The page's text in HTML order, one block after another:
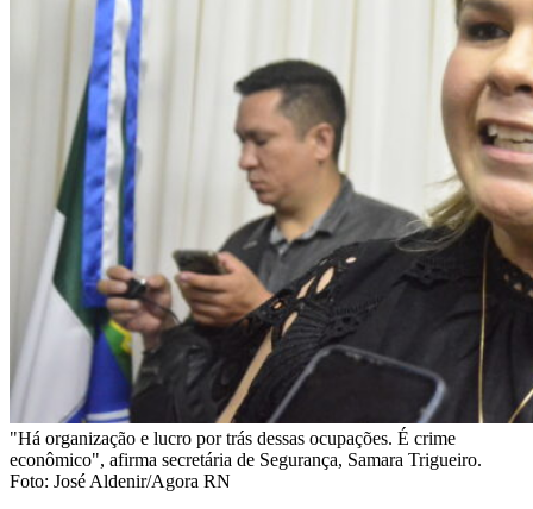
"Há organização e lucro por trás dessas ocupações. É crime
econômico", afirma secretária de Segurança, Samara Trigueiro.
Foto: José Aldenir/Agora RN